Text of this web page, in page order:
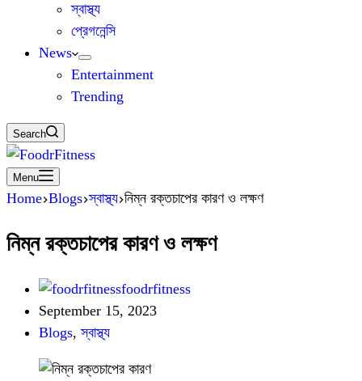
স্বাস্থ্য
প্রেগনেন্সি
News
Entertainment
Trending
Search
Menu
Home Blogs স্বাস্থ্য নিম্ন রক্তচাপের কারণ ও লক্ষণ
নিম্ন রক্তচাপের কারণ ও লক্ষণ
foodrfitness
September 15, 2023
Blogs,স্বাস্থ্য